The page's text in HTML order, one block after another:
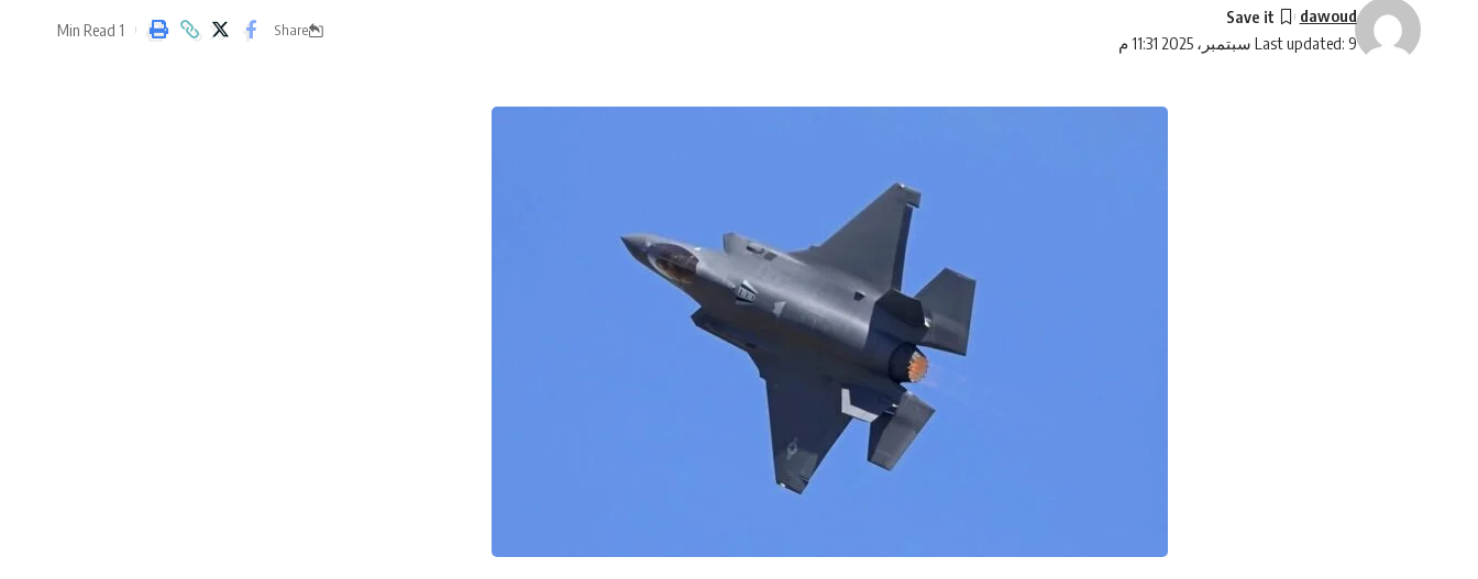
Last updated: 9 سبتمبر، 2025 11:31 م
dawoud
Share
1 Min Read